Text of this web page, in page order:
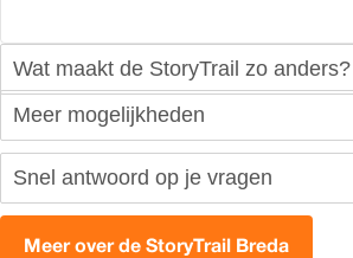
Wat maakt de StoryTrail zo anders?
Meer mogelijkheden
Snel antwoord op je vragen
Meer over de StoryTrail Breda